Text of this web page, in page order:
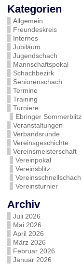
Kategorien
Allgemein
Freundeskreis
Internes
Jubiläum
Jugendschach
Mannschaftspokal
Schachbezirk
Seniorenschach
Termine
Training
Turniere
Ebringer Sommerblitz
Veranstaltungen
Verbandsrunde
Vereinsgeschichte
Vereinsmeisterschaft
Vereinpokal
Vereinsblitz
Vereinsschnellschach
Vereinsturnier
Archiv
Juli 2026
Mai 2026
April 2026
März 2026
Februar 2026
Januar 2026